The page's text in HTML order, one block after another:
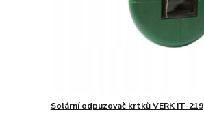
Solární odpuzovač krtků VERK IT-219